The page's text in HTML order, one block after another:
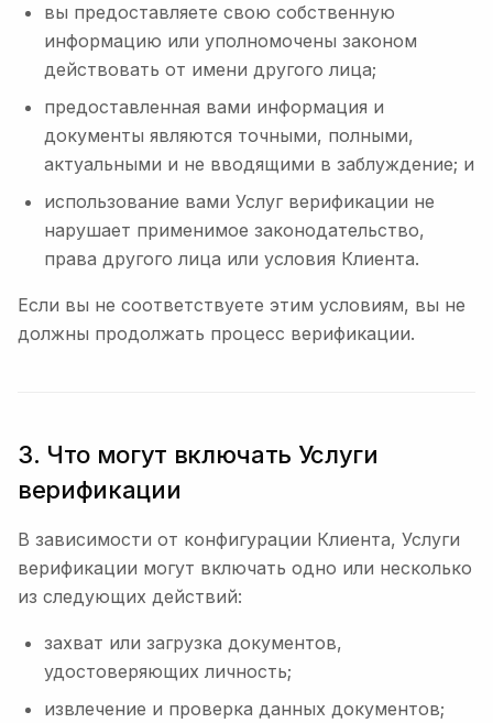
вы предоставляете свою собственную
информацию или уполномочены законом
действовать от имени другого лица;
предоставленная вами информация и
документы являются точными, полными,
актуальными и не вводящими в заблуждение; и
использование вами Услуг верификации не
нарушает применимое законодательство,
права другого лица или условия Клиента.
Если вы не соответствуете этим условиям, вы не
должны продолжать процесс верификации.
3. Что могут включать Услуги
верификации
В зависимости от конфигурации Клиента, Услуги
верификации могут включать одно или несколько
из следующих действий:
захват или загрузка документов,
удостоверяющих личность;
извлечение и проверка данных документов;